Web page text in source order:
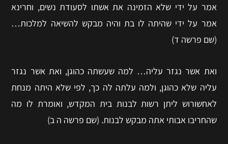
אמר על ידי שלא הזמינה את אשתו לסעודת נשים, וחרינא
אמר על ידי שהיתה לו בת והיה מבקש להשיאה למלכות…
(שם פרשה ד)
ואת אשר נגזר עליה… למה שעשתה כהוגן, ואת אשר נגזר
עליה שלא כהוגן, ולמה עלתה לה כך, לפי שלא היתה מנחת
לאחשורוש ליתן רשות לבנות בית המקדש, ואומרת לו מה
שהחריבו אבותי אתה מבקש לבנות. (שם פרשה ה ב)